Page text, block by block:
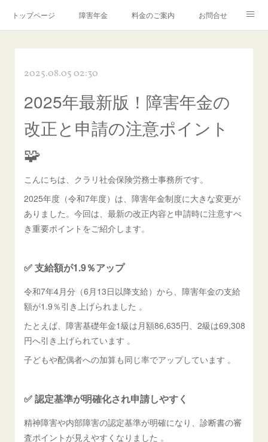
トップページ 障害年金 料金のご案内 お問合せ
2025.08.05 02:30
2025年最新版！障害年金の
改正と申請の注意ポイント
🧩
こんにちは、クラリ社会保険労務士事務所です。
2025年度（令和7年度）は、障害年金制度に大きな変更が
ありました。今回は、最新の改正内容と申請時に注意すべ
き重要ポイントをご紹介します。
✅ 支給額が1.9％アップ
令和7年4月分（6月13日以降支給）から、障害年金の支給
額が1.9％引き上げられました 。
たとえば、障害基礎年金1級は月額86,635円、2級は69,308
円へ引き上げられています 。
子どもや配偶者への加算も同じ率でアップしています 。
✅ 認定基準が明確化され申請しやすく
精神障害や内部障害の認定基準が明確になり、診断書の審
査ポイントが見えやすくなりました 。